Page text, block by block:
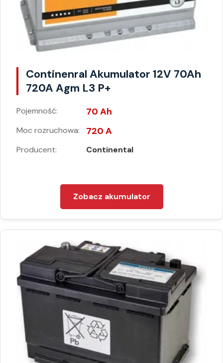
Continenral Akumulator 12V 70Ah
720A Agm L3 P+
Pojemność: 70 Ah
Moc rozruchowa: 720 A
Producent: Continental
Zobacz akumulator